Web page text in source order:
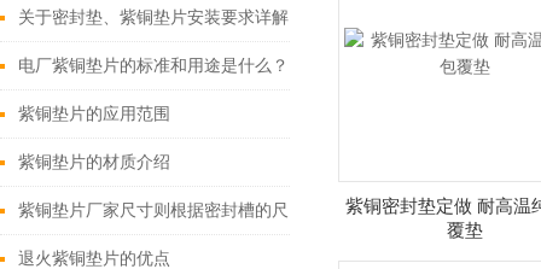
关于密封垫、紫铜垫片安装要求详解
紫铜垫片的应用范围
紫铜垫片的材质介绍
退火紫铜垫片的优点
紫铜密封垫定做 耐高温
覆垫